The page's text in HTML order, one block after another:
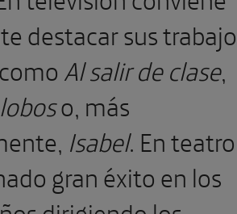
destacar sus
Al salir de clase,
o, más
Isabel. En teatro
gran éxito en los